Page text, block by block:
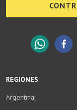
REGIONES
Argentina